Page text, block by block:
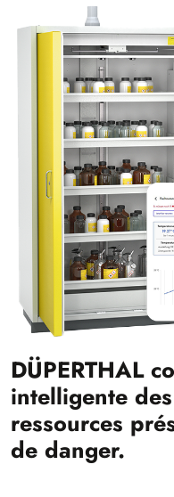
DÜPERTHAL
intelligente
ressources
de danger.